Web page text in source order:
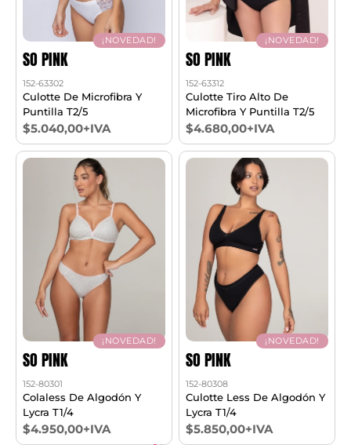
¡NOVEDAD!
SO PINK
152-63302
Culotte De Microfibra Y
Puntilla T2/5
$5.040,00+IVA
¡NOVEDAD!
SO PINK
152-63312
Culotte Tiro Alto De
Microfibra Y Puntilla T2/5
$4.680,00+IVA
¡NOVEDAD!
SO PINK
152-80301
Colaless De Algodón Y
Lycra T1/4
$4.950,00+IVA
¡NOVEDAD!
SO PINK
152-80308
Culotte Less De Algodón Y
Lycra T1/4
$5.850,00+IVA